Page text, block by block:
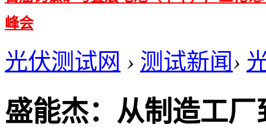
峰会
光伏测试网 › 测试新闻›
盛能杰：从制造工厂